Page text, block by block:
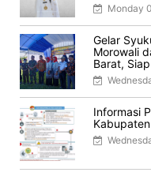
Monday
Gelar
Morowali
Barat,
Informasi